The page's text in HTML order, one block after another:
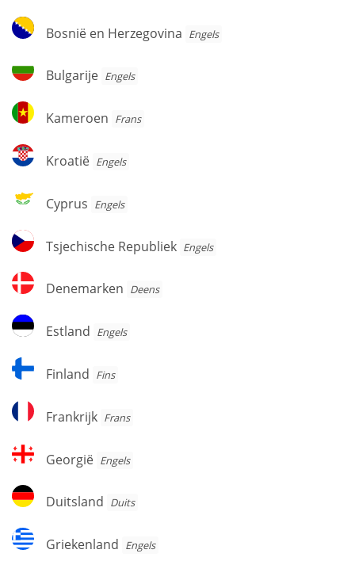
Bosnië
en
Bosnië en Herzegovina Engels
Bulgarije
Bulgarije Engels
Kameroen
Kameroen Frans
Kroatië
Kroatië Engels
Cyprus
Cyprus Engels
Tsjechische
Republiek
Tsjechische Republiek Engels
Denemarken
Denemarken Deens
Estland
Estland Engels
Finland
Finland Fins
Frankrijk
Frankrijk Frans
Georgië
Georgië Engels
Duitsland
Duitsland Duits
Griekenland
Griekenland Engels